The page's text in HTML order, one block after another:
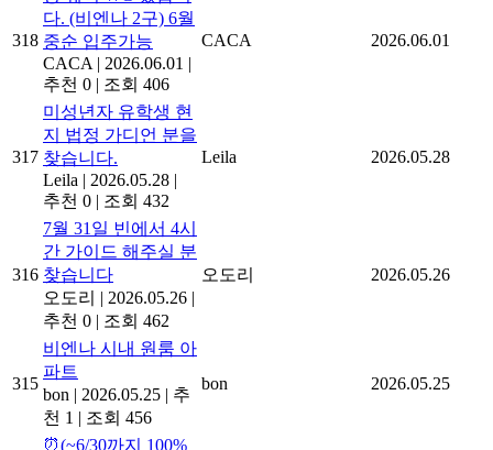
318
다. (비엔나 2구) 6월
중순 입주가능
CACA | 2026.06.01 |
추천 0 | 조회 406
CACA 2026.06.01
317
미성년자 유학생 현
지 법정 가디언 분을
찾습니다.
Leila | 2026.05.28 |
추천 0 | 조회 432
Leila 2026.05.28
316
7월 31일 빈에서 4시
간 가이드 해주실 분
찾습니다
오도리 | 2026.05.26 |
추천 0 | 조회 462
오도리 2026.05.26
315
비엔나 시내 원룸 아
파트
bon | 2026.05.25 | 추
천 1 | 조회 456
bon 2026.05.25
⏰(~6/30까지 100%